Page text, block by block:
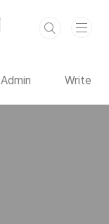
Admin Write